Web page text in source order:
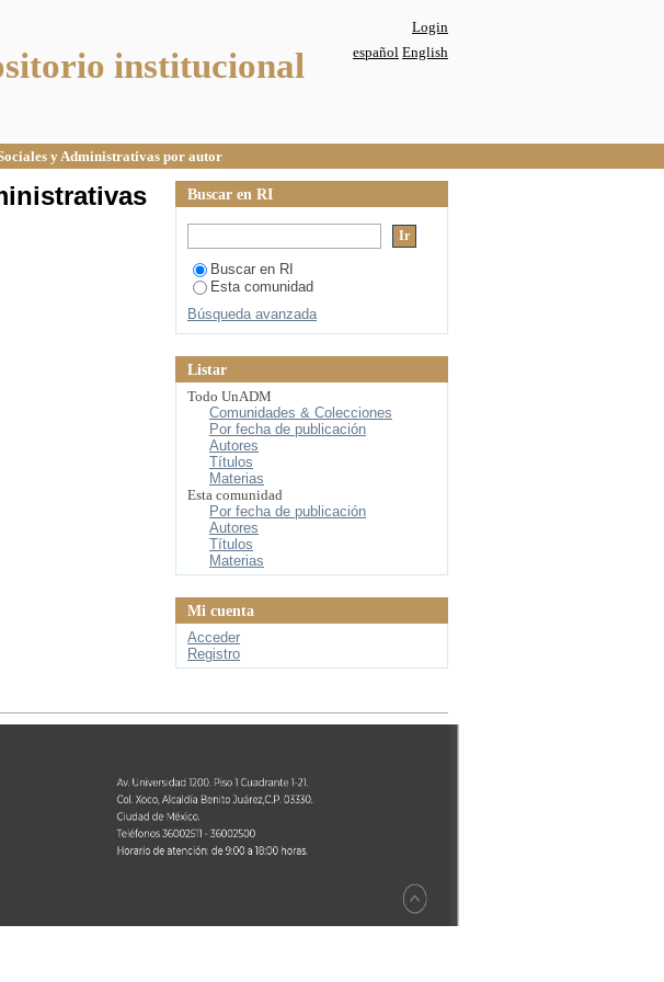
institucional
Login
español English
y Administrativas por autor
Buscar en RI
Buscar en RI
Esta comunidad
Búsqueda avanzada
Listar
Todo UnADM
Comunidades & Colecciones
Por fecha de publicación
Autores
Títulos
Materias
Esta comunidad
Por fecha de publicación
Autores
Títulos
Materias
Mi cuenta
Acceder
Registro